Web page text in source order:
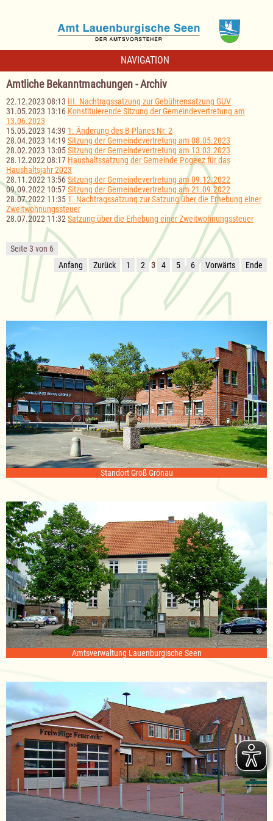
NAVIGATION
Amtliche Bekanntmachungen - Archiv
22.12.2023 08:13 III. Nachtragssatzung zur Gebührensatzung GUV
31.05.2023 13:16 Konstituierende Sitzung der Gemeindevertretung am
13.06.2023
15.05.2023 14:39 1. Änderung des B-Planes Nr. 2
28.04.2023 14:19 Sitzung der Gemeindevertretung am 08.05.2023
28.02.2023 13:05Sitzung der Gemeindevertretung am 13.03.2023
28.12.2022 08:17 Haushaltssatzung der Gemeinde Pogeez für das
Haushaltsjahr 2023
28.11.2022 13:56Sitzung der Gemeindevertretung am 09.12.2022
09.09.2022 10:57Sitzung der Gemeindevertretung am 21.09.2022
28.07.2022 11:35 1. Nachtragssatzung zur Satzung über die Erhebung einer
Zweitwohnungssteuer
28.07.2022 11:32 Satzung über die Erhebung einer Zweitwohnungssteuer
Seite 3 von 6
Anfang
Zurück 1 2 3 4 5 6 Vorwärts Ende
Standort Groß Grönau
Amtsverwaltung Lauenburgische Seen